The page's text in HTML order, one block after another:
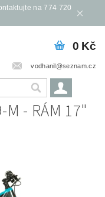
na 774 720
vodhanil@seznam.cz
0 Kč
M - RÁM 17"